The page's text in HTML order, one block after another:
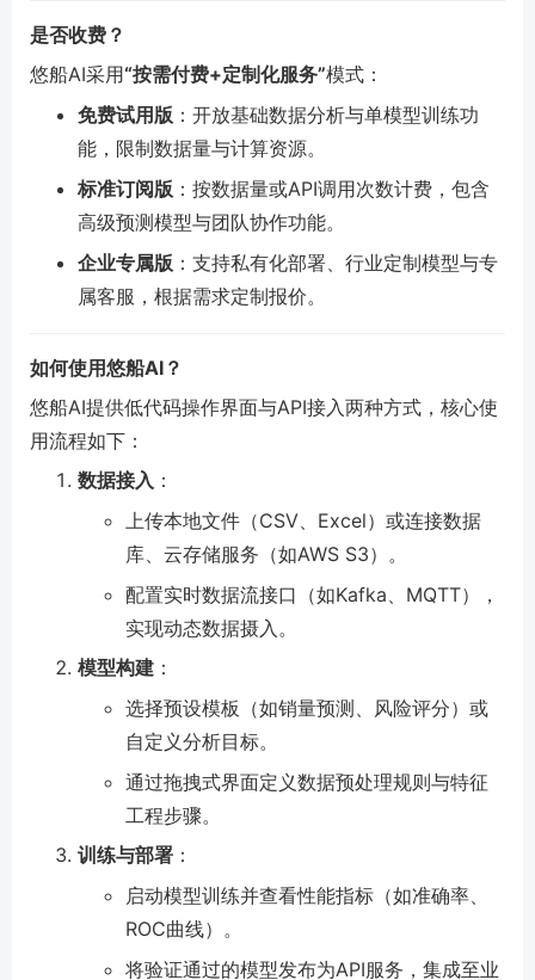
是否收费？
悠船AI采用“按需付费+定制化服务”模式：
免费试用版 ：开放基础数据分析与单模型训练功
能，限制数据量与计算资源。
标准订阅版 ：按数据量或API调用次数计费，包含
高级预测模型与团队协作功能。
企业专属版 ：支持私有化部署、行业定制模型与专
属客服，根据需求定制报价。
如何使用悠船AI？
悠船AI提供低代码操作界面与API接入两种方式，核心使
用流程如下：
数据接入 ：
上传本地文件（CSV、Excel）或连接数据
库、云存储服务（如AWS S3）。
配置实时数据流接口（如Kafka、MQTT），
实现动态数据摄入。
模型构建 ：
选择预设模板（如销量预测、风险评分）或
自定义分析目标。
通过拖拽式界面定义数据预处理规则与特征
工程步骤。
训练与部署 ：
启动模型训练并查看性能指标（如准确率、
ROC曲线）。
将验证通过的模型发布为API服务，集成至业